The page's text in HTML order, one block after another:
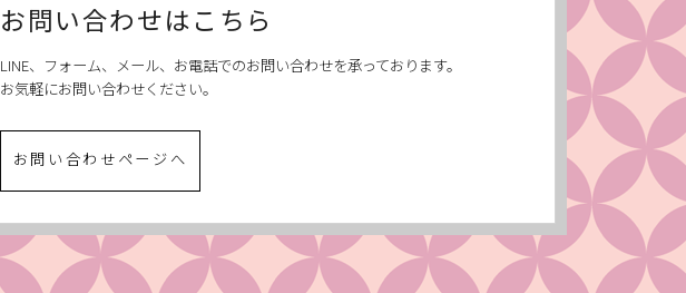
お問い合わせはこちら
LINE、フォーム、メール、お電話でのお問い合わせを承っております。
お気軽にお問い合わせください。
お問い合わせページへ